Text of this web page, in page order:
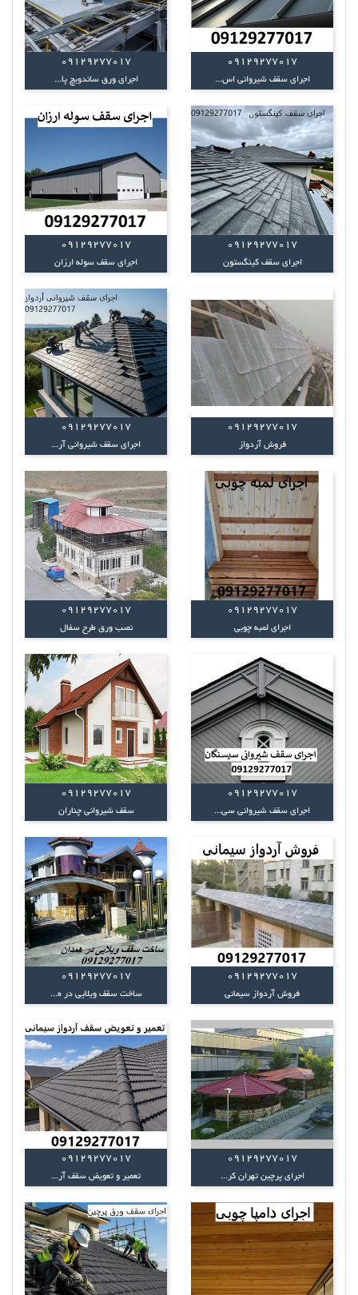
09129277017
اجرای سقف شیروانی اس...
09129277017
اجرای ورق ساندویچ پا...
09129277017
اجرای سقف کینگستون
09129277017
اجرای سقف سوله ارزان
09129277017
فروش آردواز
09129277017
اجرای سقف شیروانی آر...
09129277017
اجرای لمبه چوبی
09129277017
نصب ورق طرح سفال
09129277017
اجرای سقف شیروانی سی...
09129277017
سقف شیروانی چناران
09129277017
فروش آردواز سیمانی
09129277017
ساخت سقف ویلایی در ه...
09129277017
اجرای پرچین تهران کر...
09129277017
تعمیر و تعویض سقف آر...